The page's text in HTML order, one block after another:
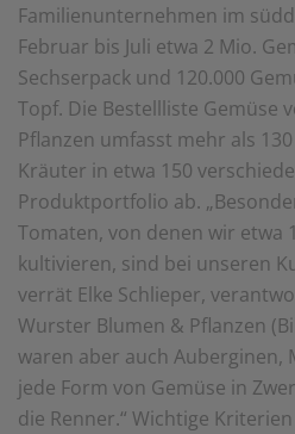
Familienunternehmen im
Februar bis Juli etwa 2 Mio.
Sechserpack und 120.000
Topf. Die Bestellliste Gemüse
Pflanzen umfasst mehr als
Kräuter in etwa 150
Produktportfolio ab.
Tomaten, von denen wir etwa
kultivieren, sind bei unseren
verrät Elke Schlieper,
Wurster Blumen & Pflanzen
waren aber auch Auberginen,
jede Form von Gemüse in
die Renner.“ Wichtige